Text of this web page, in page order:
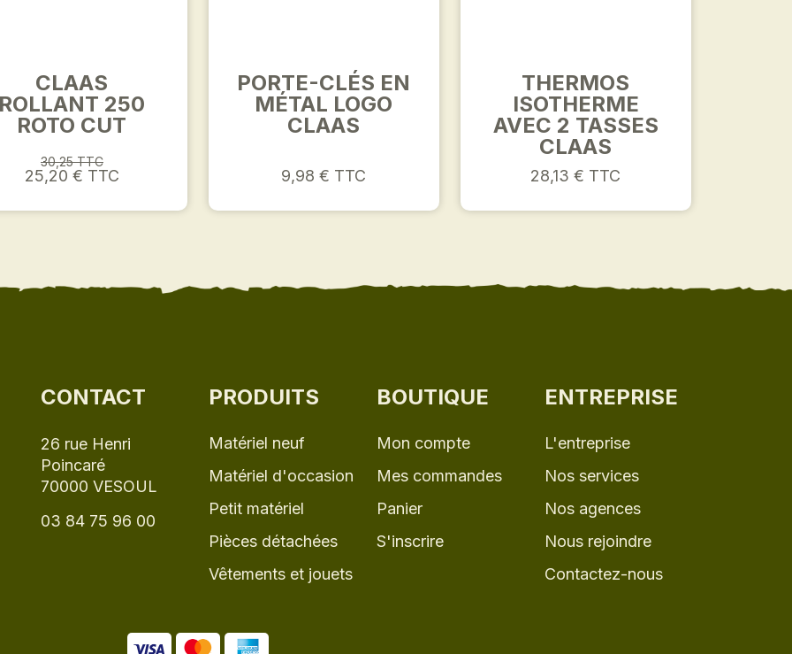
CLAAS
250
ROTO CUT
30,25 TTC
25,20 € TTC
PORTE-CLÉS EN
MÉTAL LOGO
CLAAS
9,98 € TTC
THERMOS
ISOTHERME
AVEC 2 TASSES
CLAAS
28,13 € TTC
CONTACT
26 rue Henri
Poincaré
70000 VESOUL
03 84 75 96 00
PRODUITS
Matériel neuf
Matériel d'occasion
Petit matériel
Pièces détachées
Vêtements et jouets
BOUTIQUE
Mon compte
Mes commandes
Panier
S'inscrire
ENTREPRISE
L'entreprise
Nos services
Nos agences
Nous rejoindre
Contactez-nous